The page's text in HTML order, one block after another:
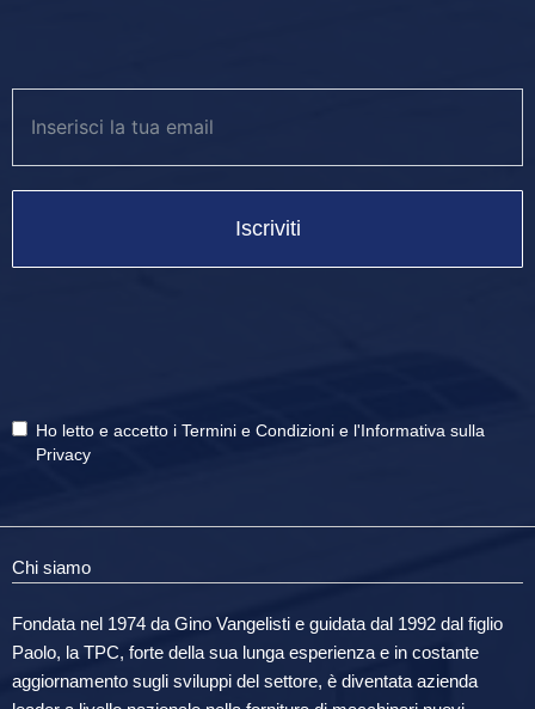
Iscriviti
Ho letto e accetto i Termini e Condizioni e l'Informativa sulla
Privacy
Chi siamo
Fondata nel 1974 da Gino Vangelisti e guidata dal 1992 dal figlio
Paolo, la TPC, forte della sua lunga esperienza e in costante
aggiornamento sugli sviluppi del settore, è diventata azienda